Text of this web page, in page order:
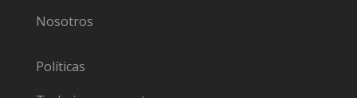
Nosotros
Políticas